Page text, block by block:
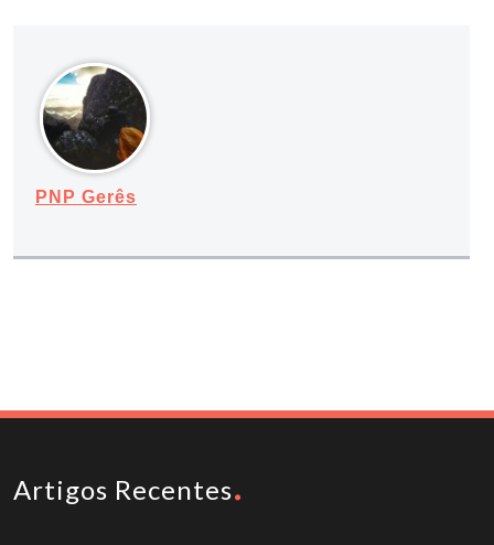
PNP Gerês
Artigos Recentes